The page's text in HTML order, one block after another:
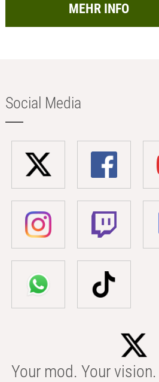
MEHR INFO
Social Media
Your mod. Your